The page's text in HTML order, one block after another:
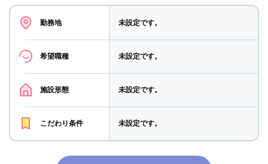
勤務地 未設定です。
希望職種 未設定です。
施設形態 未設定です。
こだわり条件 未設定です。